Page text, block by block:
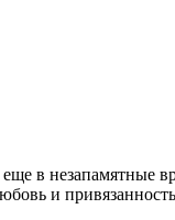
в незапамятные
и